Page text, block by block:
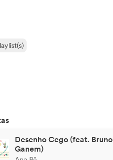
Desenho Cego (feat. Bruno
Ganem)